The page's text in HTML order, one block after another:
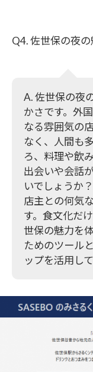
Q4. 佐世保の夜の
A. 佐世保の夜
かさです。外
なる雰囲気の
なく、人間も
ろ、料理や飲
出会いや会話
いでしょうか
店主との何気
す。食文化だ
世保の魅力を
ためのツール
ップを活用し